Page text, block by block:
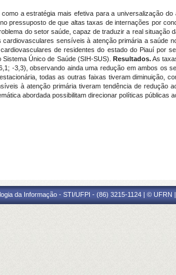
a estratégia mais efetiva para a universalização
pressuposto de que altas taxas de internações por
do setor saúde, capaz de traduzir a real situação
sensíveis à atenção primária a saúde
de residentes do estado do Piauí por
Único de Saúde (SIH-SUS). Resultados.As
-3,3), observando ainda uma redução em ambos os
todas as outras faixas tiveram diminuição,
à atenção primária tiveram tendência de redução
abordada possibilitam direcionar políticas públicas
da Informação - STI/UFPI - (86) 3215-1124 | © UFRN